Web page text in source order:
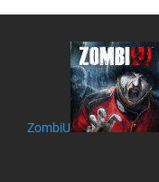
ZombiU